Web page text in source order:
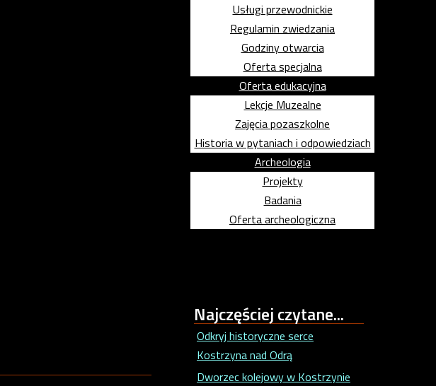
Usługi przewodnickie
Regulamin zwiedzania
Godziny otwarcia
Oferta specjalna
Oferta edukacyjna
Lekcje Muzealne
Zajęcia pozaszkolne
Historia w pytaniach i odpowiedziach
Archeologia
Projekty
Badania
Oferta archeologiczna
Najczęściejczytane...
Odkryj historyczne serce
Kostrzyna nad Odrą
Dworzec kolejowy w Kostrzynie